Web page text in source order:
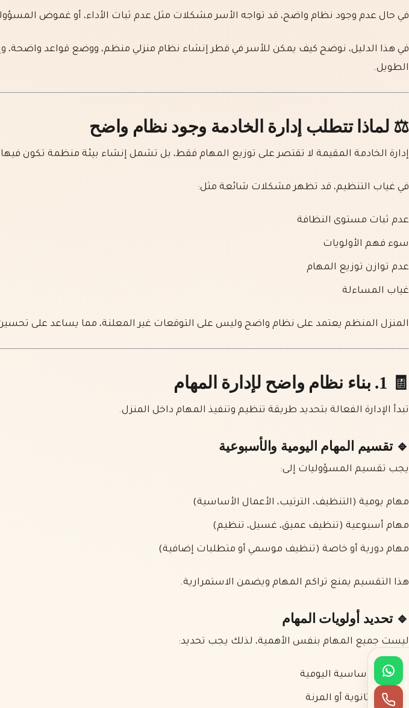
في حال عدم وجود نظام واضح، قد تواجه الأسر مشكلات مثل عدم ثبات الأداء، أو غموض
في هذا الدليل، نوضح كيف يمكن للأسر في قطر إنشاء نظام منزلي منظم، ووضع قواعد واضحة،
الطويل.
⚖️ لماذا تتطلب إدارة الخادمة وجود نظام واضح
إدارة الخادمة المقيمة لا تقتصر على توزيع المهام فقط، بل تشمل إنشاء بيئة منظمة تكون
في غياب التنظيم، قد تظهر مشكلات شائعة مثل:
عدم ثبات مستوى النظافة
سوء فهم الأولويات
عدم توازن توزيع المهام
غياب المساءلة
المنزل المنظم يعتمد على نظام واضح وليس على التوقعات غير المعلنة، مما يساعد على
🧾 1. بناء نظام واضح لإدارة المهام
تبدأ الإدارة الفعالة بتحديد طريقة تنظيم وتنفيذ المهام داخل المنزل.
🔹 تقسيم المهام اليومية والأسبوعية
يجب تقسيم المسؤوليات إلى:
مهام يومية (التنظيف، الترتيب، الأعمال الأساسية)
مهام أسبوعية (تنظيف عميق، غسيل، تنظيم)
مهام دورية أو خاصة (تنظيف موسمي أو متطلبات إضافية)
هذا التقسيم يمنع تراكم المهام ويضمن الاستمرارية.
🔹 تحديد أولويات المهام
ليست جميع المهام بنفس الأهمية، لذلك يجب تحديد:
المهام الأساسية اليومية
المهام الثانوية أو المرنة